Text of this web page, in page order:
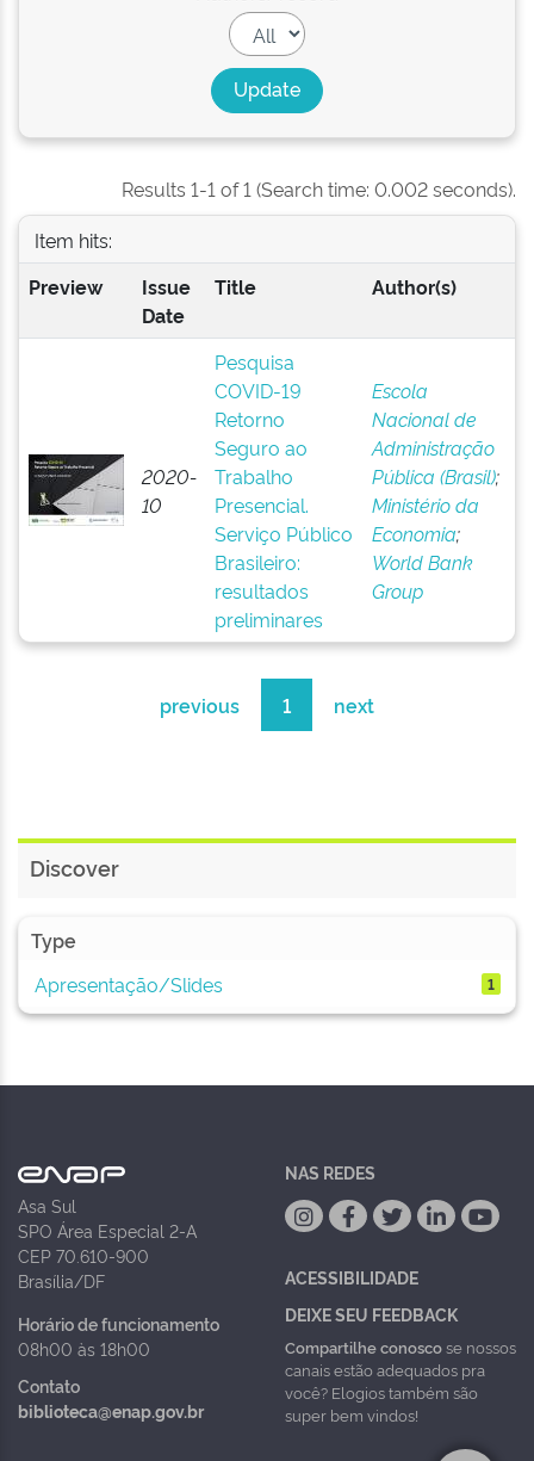
Results 1-1 of 1 (Search time: 0.002 seconds).
Item hits:
Preview
Issue
Date
Title Author(s)
2020-
10
Pesquisa
COVID-19
Retorno
Seguro ao
Trabalho
Presencial.
Serviço Público
Brasileiro:
resultados
preliminares
Escola
Nacional de
Administração
Pública (Brasil);
Ministério da
Economia;
World Bank
Group
previous 1 next
Discover
Type
Apresentação/Slides
1
Asa Sul
SPO Área Especial 2-A
CEP 70.610-900
Brasília/DF
Horário de funcionamento
08h00 às 18h00
Contato
biblioteca@enap.gov.br
NAS REDES
ACESSIBILIDADE
DEIXE SEU FEEDBACK
Compartilhe conoscose nossos
canais estão adequados pra
você? Elogios também são
super bem vindos!